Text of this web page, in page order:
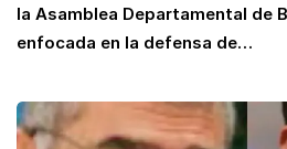
la Asamblea Departamental de
enfocada en la defensa de…